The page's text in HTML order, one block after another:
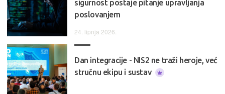
sigurnost postaje pitanje upravljanja
poslovanjem
24. lipnja 2026.
Dan integracije - NIS2 ne traži heroje, već
stručnu ekipu i sustav